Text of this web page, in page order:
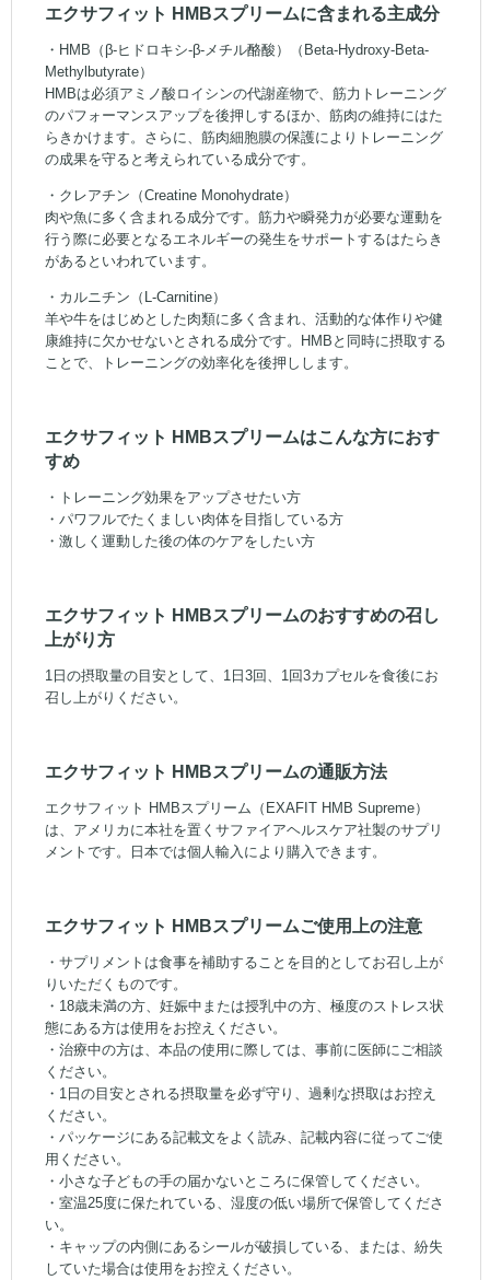
エクサフィット HMBスプリームに含まれる主成分
・HMB（β-ヒドロキシ-β-メチル酪酸）（Beta-Hydroxy-Beta-
Methylbutyrate）
HMBは必須アミノ酸ロイシンの代謝産物で、筋力トレーニング
のパフォーマンスアップを後押しするほか、筋肉の維持にはた
らきかけます。さらに、筋肉細胞膜の保護によりトレーニング
の成果を守ると考えられている成分です。
・クレアチン（Creatine Monohydrate）
肉や魚に多く含まれる成分です。筋力や瞬発力が必要な運動を
行う際に必要となるエネルギーの発生をサポートするはたらき
があるといわれています。
・カルニチン（L-Carnitine）
羊や牛をはじめとした肉類に多く含まれ、活動的な体作りや健
康維持に欠かせないとされる成分です。HMBと同時に摂取する
ことで、トレーニングの効率化を後押しします。
エクサフィット HMBスプリームはこんな方におす
すめ
・トレーニング効果をアップさせたい方
・パワフルでたくましい肉体を目指している方
・激しく運動した後の体のケアをしたい方
エクサフィット HMBスプリームのおすすめの召し
上がり方
1日の摂取量の目安として、1日3回、1回3カプセルを食後にお
召し上がりください。
エクサフィット HMBスプリームの通販方法
エクサフィット HMBスプリーム（EXAFIT HMB Supreme）
は、アメリカに本社を置くサファイアヘルスケア社製のサプリ
メントです。日本では個人輸入により購入できます。
エクサフィット HMBスプリームご使用上の注意
・サプリメントは食事を補助することを目的としてお召し上が
りいただくものです。
・18歳未満の方、妊娠中または授乳中の方、極度のストレス状
態にある方は使用をお控えください。
・治療中の方は、本品の使用に際しては、事前に医師にご相談
ください。
・1日の目安とされる摂取量を必ず守り、過剰な摂取はお控え
ください。
・パッケージにある記載文をよく読み、記載内容に従ってご使
用ください。
・小さな子どもの手の届かないところに保管してください。
・室温25度に保たれている、湿度の低い場所で保管してくださ
い。
・キャップの内側にあるシールが破損している、または、紛失
していた場合は使用をお控えください。